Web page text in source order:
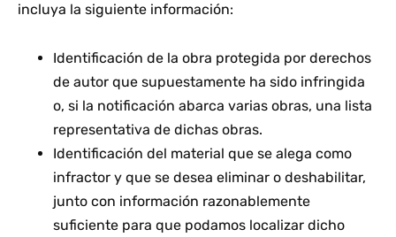
incluya la siguiente información:
Identificación de la obra protegida por derechos
de autor que supuestamente ha sido infringida
o, si la notificación abarca varias obras, una lista
representativa de dichas obras.
Identificación del material que se alega como
infractor y que se desea eliminar o deshabilitar,
junto con información razonablemente
suficiente para que podamos localizar dicho